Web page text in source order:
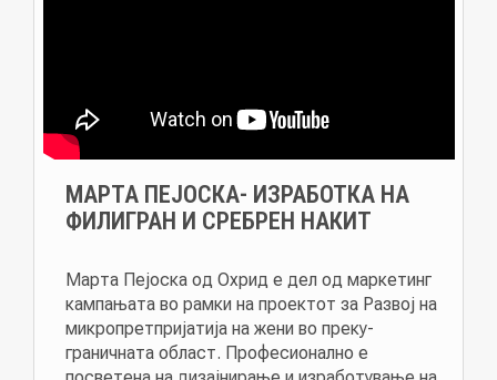
МАРТА ПЕЈОСКА- ИЗРАБОТКА НА
ФИЛИГРАН И СРЕБРЕН НАКИТ
Марта Пејоска од Охрид е дел од маркетинг
кампањата во рамки на проектот за Развој на
микропретпријатија на жени во преку-
граничната област. Професионално е